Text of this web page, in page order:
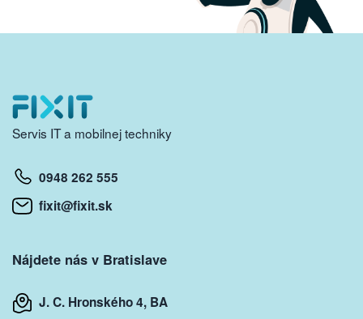
Servis IT a mobilnej techniky
0948 262 555
fixit@fixit.sk
Nájdete nás v Bratislave
J. C. Hronského 4, BA